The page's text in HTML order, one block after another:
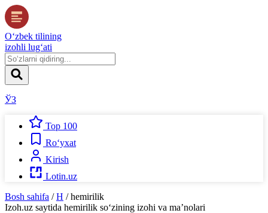
O‘zbek tilining
izohli lug‘ati
ЎЗ
Top 100
Ro‘yxat
Kirish
Lotin.uz
Bosh sahifa / H / hemirilik
Izoh.uz saytida hemirilik so‘zining izohi va ma’nolari